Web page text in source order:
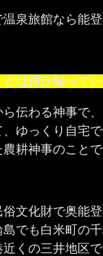
泉旅館なら能
とは何か知って
伝わる神事で
ゆっくり自宅
耕神事のことで
文化財で奥能
島でも白米町の
近くの三井地区